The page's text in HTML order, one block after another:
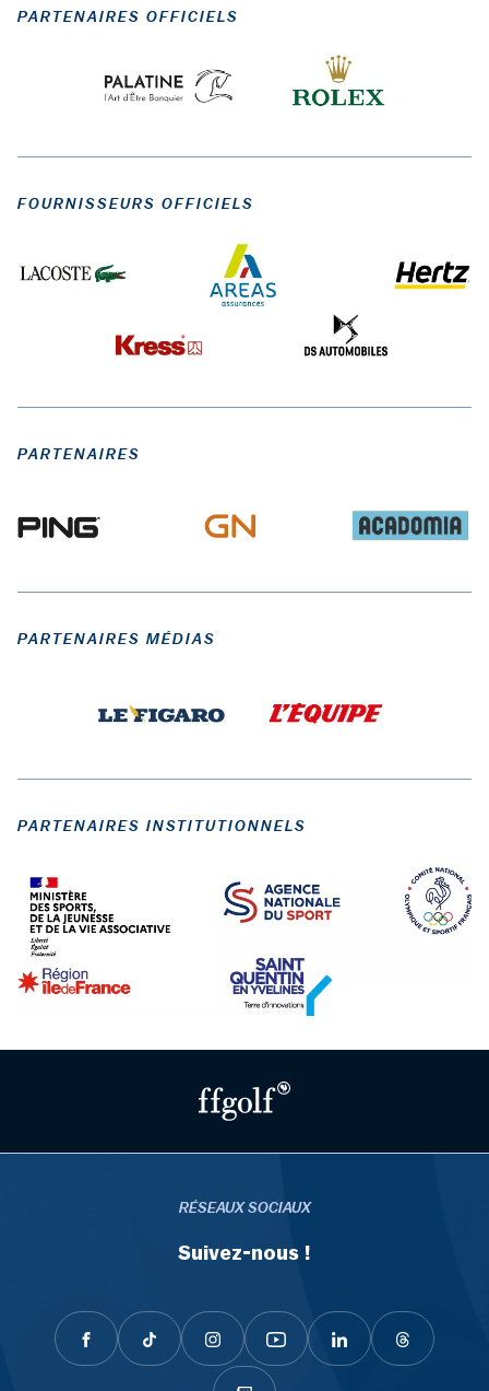
PARTENAIRES OFFICIELS
FOURNISSEURS OFFICIELS
PARTENAIRES
PARTENAIRES MÉDIAS
PARTENAIRES INSTITUTIONNELS
RÉSEAUX SOCIAUX
Suivez-nous !